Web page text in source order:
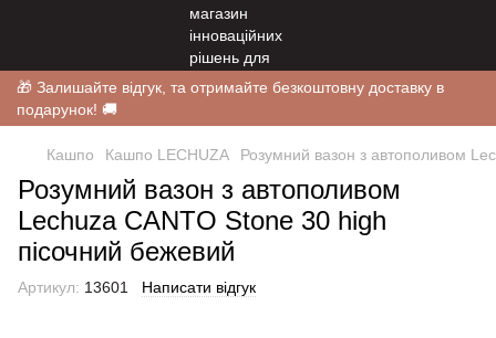
🎁 Залишайте відгук, та отримайте безкоштовну доставку в
подарунок! 🚚
Кашпо Кашпо LECHUZA Розумний вазон з автополивом
Розумний вазон з автополивом
Lechuza CANTO Stone 30 high
пісочний бежевий
Артикул: 13601 Написати відгук